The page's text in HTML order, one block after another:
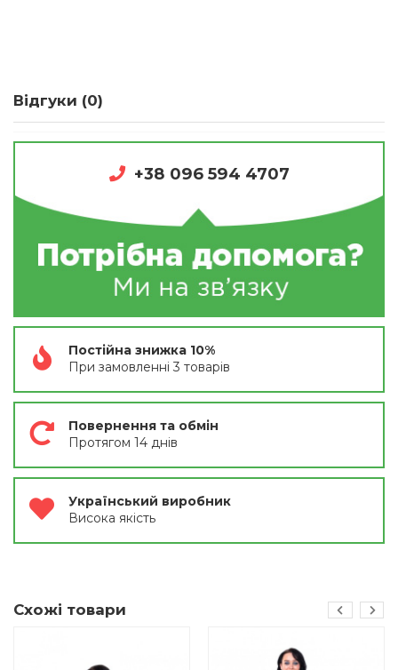
Відгуки (0)
+38 096 594 4707
Постійна знижка 10%
При замовленні 3 товарів
Повернення та обмін
Протягом 14 днів
Український виробник
Висока якість
Схожі товари